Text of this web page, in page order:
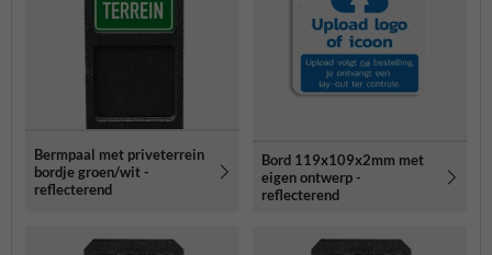
Bermpaal met priveterrein
bordje groen/wit -
reflecterend
Bord 119x109x2mm met
eigen ontwerp -
reflecterend